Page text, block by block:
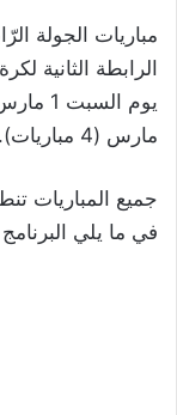
الرابطة الثانية
مارس (4 مباريات).
جميع المباريات
في ما يلي البرنامج